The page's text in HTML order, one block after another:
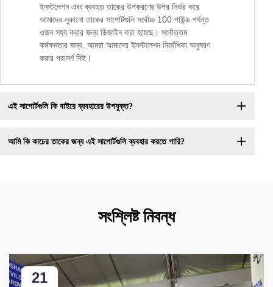
ইনস্টলেশন এবং ব্যবহৃত তাকের উপকরণের উপর নির্ভর করে
আমাদের লুকানো তাকের সাপোর্টগুলি সর্বোচ্চ 100 পাউন্ড পর্যন্ত
ওজন সহ্য করার জন্য ডিজাইন করা হয়েছে। সর্বোত্তম
কর্মক্ষমতার জন্য, আমরা আমাদের ইনস্টলেশন নির্দেশিকা অনুসরণ
করার পরামর্শ দিই।
এই সাপোর্টগুলি কি বাইরে ব্যবহারের উপযুক্ত?
আমি কি কাচের তাকের জন্য এই সাপোর্টগুলি ব্যবহার করতে পারি?
সংশ্লিষ্ট নিবন্ধ
21